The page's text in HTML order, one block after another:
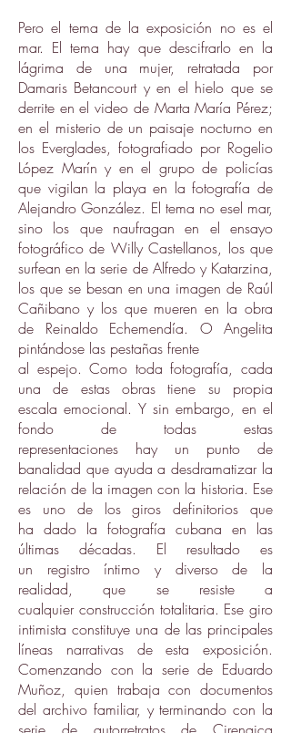
Pero el tema de la exposición no es el
mar. El tema hay que descifrarlo en la
lágrima de una mujer, retratada por
Damaris Betancourt y en el hielo que se
derrite en el video de Marta María Pérez;
en el misterio de un paisaje nocturno en
los Everglades, fotografiado por Rogelio
López Marín y en el grupo de policías
que vigilan la playa en la fotografía de
Alejandro González. El tema no esel mar,
sino los que naufragan en el ensayo
fotográfico de Willy Castellanos, los que
surfean en la serie de Alfredo y Katarzina,
los que se besan en una imagen de Raúl
Cañibano y los que mueren en la obra
de Reinaldo Echemendía. O Angelita
pintándose las pestañas frente
al espejo. Como toda fotografía, cada
una de estas obras tiene su propia
escala emocional. Y sin embargo, en el
fondo de todas estas
representaciones hay un punto de
banalidad que ayuda a desdramatizar la
relación de la imagen con la historia. Ese
es uno de los giros definitorios que
ha dado la fotografía cubana en las
últimas décadas. El resultado es
un registro íntimo y diverso de la
realidad, que se resiste a
cualquier construcción totalitaria. Ese giro
intimista constituye una de las principales
líneas narrativas de esta exposición.
Comenzando con la serie de Eduardo
Muñoz, quien trabaja con documentos
del archivo familiar, y terminando con la